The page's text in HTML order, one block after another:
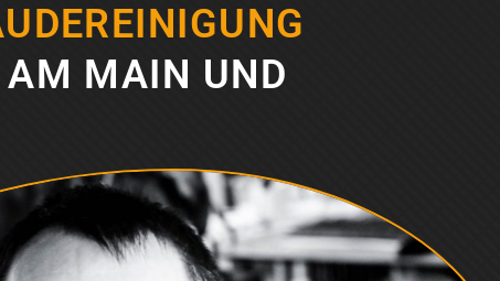
AM MAIN UND